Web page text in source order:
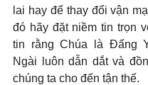
lai hay để thay đổi vận
đó hãy đặt niềm tin trọn
tin rằng Chúa là Đấng
Ngài luôn dẫn dắt và
chúng ta cho đến tận thế.